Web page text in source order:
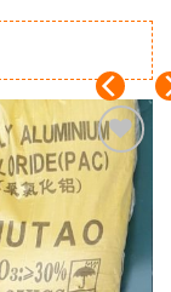
Add to
wishlist